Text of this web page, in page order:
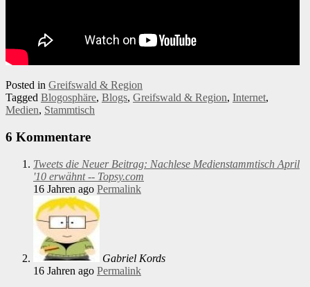
Posted in Greifswald & Region
Tagged Blogosphäre, Blogs, Greifswald & Region, Internet,
Medien, Stammtisch
6 Kommentare
Tweets die Neuer Beitrag: Nachlese Medienstammtisch April
'10 erwähnt -- Topsy.com
16 Jahren ago Permalink
Gabriel Kords
16 Jahren ago Permalink